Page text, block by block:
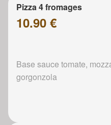
Pizza 4 fromages
10.90 €
Base sauce tomate,
gorgonzola